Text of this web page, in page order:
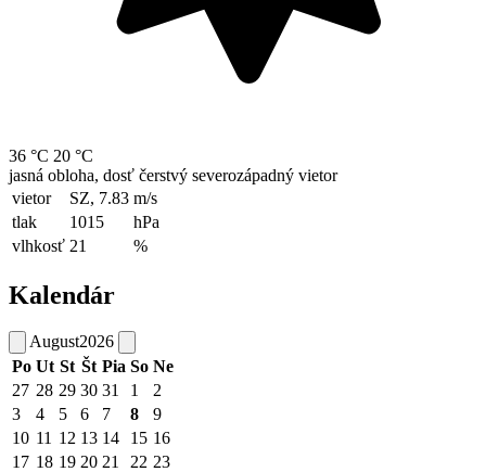
36 °C 20 °C
jasná obloha, dosť čerstvý severozápadný vietor
vietor
SZ, 7.83 m/s
tlak
1015
hPa
vlhkosť 21 %
Kalendár
August2026
Po Ut St Št Pia So Ne
27 28 29 30 31 1
2
3
4 5 6 7 8
9
10 11 12 13 14 15 16
17 18 19 20 21 22 23